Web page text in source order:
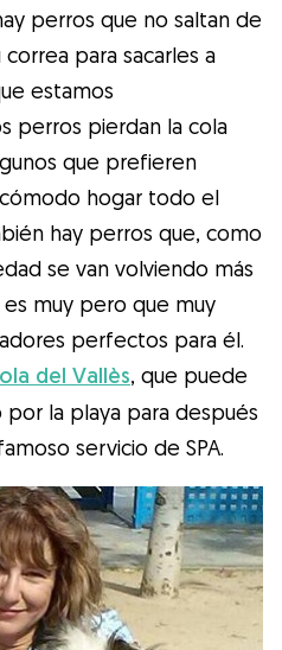
perros que no saltan de
para sacarles a
estamos
perros pierdan la cola
que prefieren
hogar todo el
hay perros que, como
se van volviendo más
muy pero que muy
perfectos para él.
del Vallès, que puede
la playa para después
servicio de SPA.